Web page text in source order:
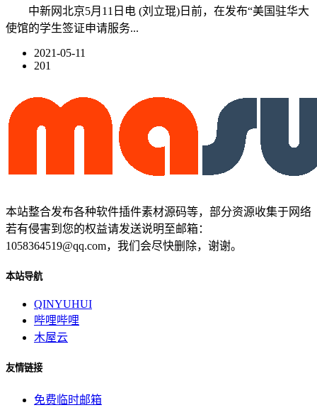
中新网北京5月11日电 (刘立琨)日前，在发布“美国驻华大
使馆的学生签证申请服务...
2021-05-11
201
本站整合发布各种软件插件素材源码等，部分资源收集于网络
若有侵害到您的权益请发送说明至邮箱：
1058364519@qq.com，我们会尽快删除，谢谢。
本站导航
QINYUHUI
哔哩哔哩
木屋云
友情链接
免费临时邮箱